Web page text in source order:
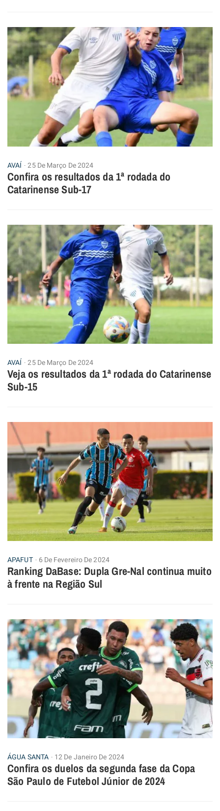
AVAÍ 25 De Março De 2024
Confira os resultados da 1ª rodada do
Catarinense Sub-17
AVAÍ 25 De Março De 2024
Veja os resultados da 1ª rodada do Catarinense
Sub-15
APAFUT 6 De Fevereiro De 2024
Ranking DaBase: Dupla Gre-Nal continua muito
à frente na Região Sul
ÁGUA SANTA 12 De Janeiro De 2024
Confira os duelos da segunda fase da Copa
São Paulo de Futebol Júnior de 2024